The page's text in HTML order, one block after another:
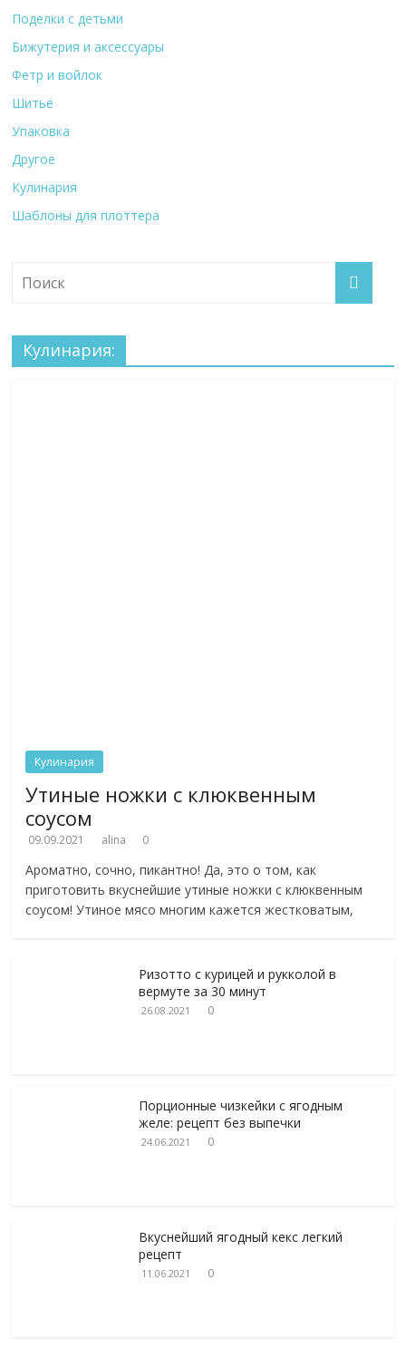
Поделки с детьми
Бижутерия и аксессуары
Фетр и войлок
Шитьё
Упаковка
Другое
Кулинария
Шаблоны для плоттера
Кулинария:
Кулинария
Утиные ножки с клюквенным
соусом
09.09.2021 alina 0
Ароматно, сочно, пикантно! Да, это о том, как
приготовить вкуснейшие утиные ножки с клюквенным
соусом! Утиное мясо многим кажется жестковатым,
Ризотто с курицей и рукколой в
вермуте за 30 минут
26.08.2021 0
Порционные чизкейки с ягодным
желе: рецепт без выпечки
24.06.2021 0
Вкуснейший ягодный кекс легкий
рецепт
11.06.2021 0